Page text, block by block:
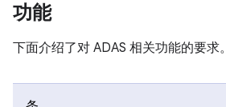
功能
下面介绍了对 ADAS 相关功能的要求。